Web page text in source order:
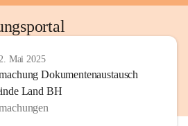
Mai 2025
Dokumentenaustausch
Land BH